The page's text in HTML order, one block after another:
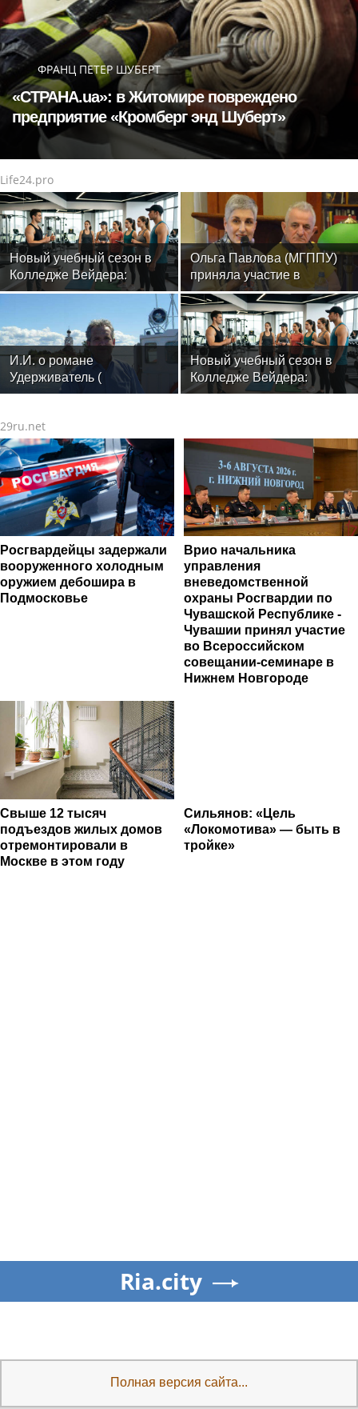
ФРАНЦ ПЕТЕР ШУБЕРТ
«СТРАНА.ua»: в Житомире повреждено
предприятие «Кромберг энд Шуберт»
Life24.pro
Новый учебный сезон в
Колледже Вейдера:
стартовали очные
фитнес-тренеров и
специалистов индустрии
здоровья
Ольга Павлова (МГППУ)
приняла участие в
научном семинаре отдела
этнографии Кавказа в
Музее антропологии и
этнологии РАН
И.И. о романе
Удерживатель (
Удерживающий сейчас )
писателя и поэта Андрея
Малышева ( роман
опубликован в 2016 г. )
Новый учебный сезон в
Колледже Вейдера:
стартовали очные
специалистов индустрии
здоровья
29ru.net
Росгвардейцы задержали
вооруженного холодным
оружием дебошира в
Подмосковье
Врио начальника
управления
вневедомственной
охраны Росгвардии по
Чувашской Республике -
Чувашии принял участие
во Всероссийском
совещании-семинаре в
Нижнем Новгороде
Свыше 12 тысяч
подъездов жилых домов
отремонтировали в
Москве в этом году
Сильянов: «Цель
«Локомотива» — быть в
тройке»
Ria.city
Полная версия сайта...